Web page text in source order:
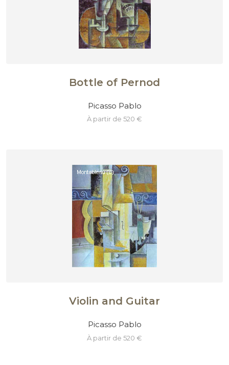
Bottle of Pernod
Picasso Pablo
à partir de 520 €
Violin and Guitar
Picasso Pablo
à partir de 520 €